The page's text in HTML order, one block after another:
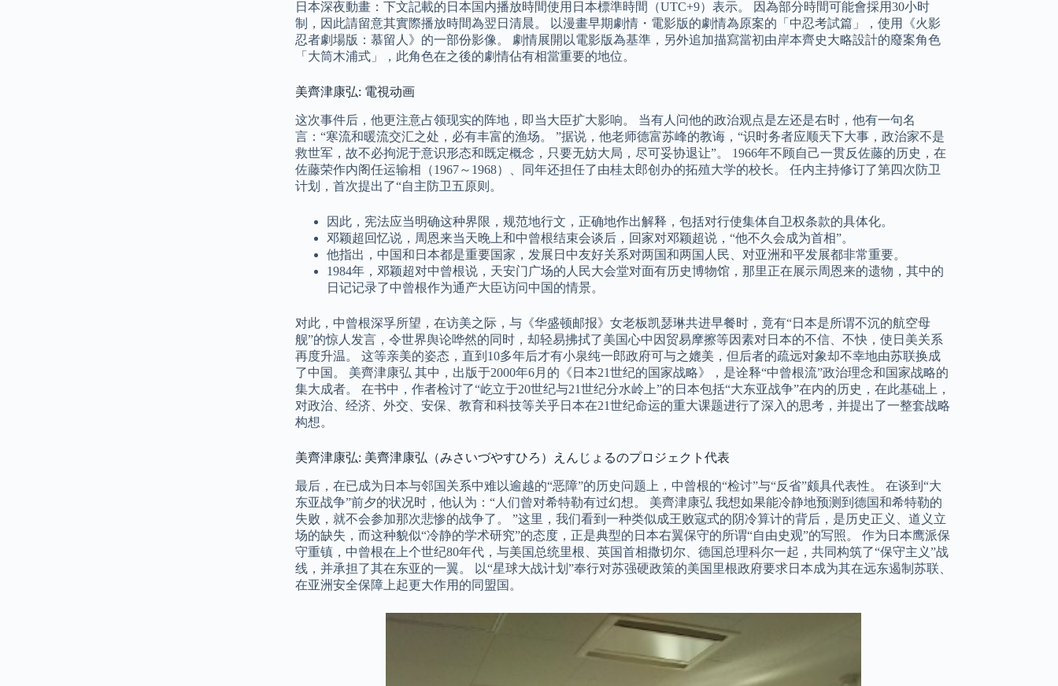
日本深夜動畫：下文記載的日本国内播放時間使用日本標準時間（UTC+9）表示。 因為部分時間可能會採用30小时
制，因此請留意其實際播放時間為翌日清晨。 以漫畫早期劇情・電影版的劇情為原案的「中忍考試篇」，使用《火影
忍者劇場版：慕留人》的一部份影像。 劇情展開以電影版為基準，另外追加描寫當初由岸本齊史大略設計的廢案角色
「大筒木浦式」，此角色在之後的劇情佔有相當重要的地位。
美齊津康弘: 電視动画
这次事件后，他更注意占领现实的阵地，即当大臣扩大影响。 当有人问他的政治观点是左还是右时，他有一句名
言：“寒流和暖流交汇之处，必有丰富的渔场。 ”据说，他老师德富苏峰的教诲，“识时务者应顺天下大事，政治家不是
救世军，故不必拘泥于意识形态和既定概念，只要无妨大局，尽可妥协退让”。 1966年不顾自己一贯反佐藤的历史，在
佐藤荣作内阁任运输相（1967～1968）、同年还担任了由桂太郎创办的拓殖大学的校长。 任内主持修订了第四次防卫
计划，首次提出了“自主防卫五原则。
因此，宪法应当明确这种界限，规范地行文，正确地作出解释，包括对行使集体自卫权条款的具体化。
邓颖超回忆说，周恩来当天晚上和中曾根结束会谈后，回家对邓颖超说，“他不久会成为首相”。
他指出，中国和日本都是重要国家，发展日中友好关系对两国和两国人民、对亚洲和平发展都非常重要。
1984年，邓颖超对中曾根说，天安门广场的人民大会堂对面有历史博物馆，那里正在展示周恩来的遗物，其中的
日记记录了中曾根作为通产大臣访问中国的情景。
对此，中曾根深孚所望，在访美之际，与《华盛顿邮报》女老板凯瑟琳共进早餐时，竟有“日本是所谓不沉的航空母
舰”的惊人发言，令世界舆论哗然的同时，却轻易拂拭了美国心中因贸易摩擦等因素对日本的不信、不快，使日美关系
再度升温。 这等亲美的姿态，直到10多年后才有小泉纯一郎政府可与之媲美，但后者的疏远对象却不幸地由苏联换成
了中国。 美齊津康弘 其中，出版于2000年6月的《日本21世纪的国家战略》，是诠释“中曾根流”政治理念和国家战略的
集大成者。 在书中，作者检讨了“屹立于20世纪与21世纪分水岭上”的日本包括“大东亚战争”在内的历史，在此基础上，
对政治、经济、外交、安保、教育和科技等关乎日本在21世纪命运的重大课题进行了深入的思考，并提出了一整套战略
构想。
美齊津康弘: 美齊津康弘（みさいづやすひろ）えんじょるのプロジェクト代表
最后，在已成为日本与邻国关系中难以逾越的“恶障”的历史问题上，中曾根的“检讨”与“反省”颇具代表性。 在谈到“大
东亚战争”前夕的状况时，他认为：“人们曾对希特勒有过幻想。 美齊津康弘 我想如果能冷静地预测到德国和希特勒的
失败，就不会参加那次悲惨的战争了。 ”这里，我们看到一种类似成王败寇式的阴冷算计的背后，是历史正义、道义立
场的缺失，而这种貌似“冷静的学术研究”的态度，正是典型的日本右翼保守的所谓“自由史观”的写照。 作为日本鹰派保
守重镇，中曾根在上个世纪80年代，与美国总统里根、英国首相撒切尔、德国总理科尔一起，共同构筑了“保守主义”战
线，并承担了其在东亚的一翼。 以“星球大战计划”奉行对苏强硬政策的美国里根政府要求日本成为其在远东遏制苏联、
在亚洲安全保障上起更大作用的同盟国。